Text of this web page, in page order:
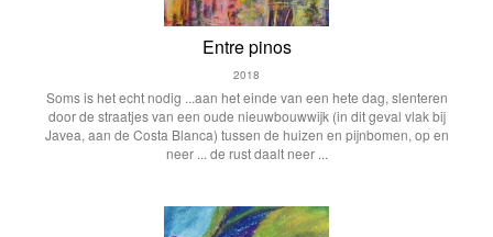
Entre pinos
2018
Soms is het echt nodig ...aan het einde van een hete dag, slenteren
door de straatjes van een oude nieuwbouwwijk (in dit geval vlak bij
Javea, aan de Costa Blanca) tussen de huizen en pijnbomen, op en
neer ... de rust daalt neer ...